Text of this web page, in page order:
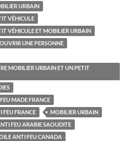
URBAIN
VÉHICULE
VÉHICULE ET MOBILIER URBAIN
UNE PERSONNE
MOBILIER URBAIN ET UN PETIT
MADE FRANCE
FEU FRANCE
MOBILIER URBAIN
FEU ARABIE SAOUDITE
ANTI FEU CANADA